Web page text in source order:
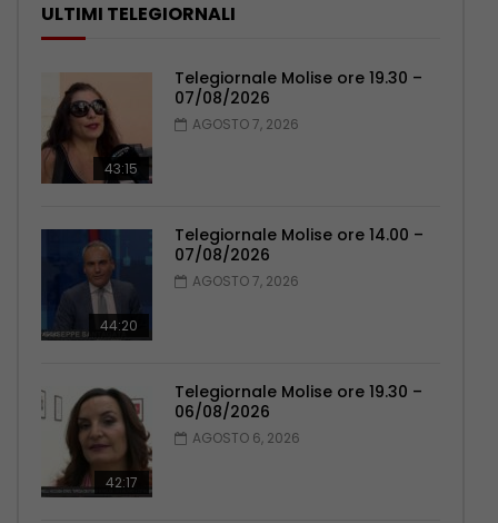
ULTIMI TELEGIORNALI
43:15
Telegiornale Molise ore 19.30 –
07/08/2026
AGOSTO 7, 2026
44:20
Telegiornale Molise ore 14.00 –
07/08/2026
AGOSTO 7, 2026
42:17
Telegiornale Molise ore 19.30 –
06/08/2026
AGOSTO 6, 2026